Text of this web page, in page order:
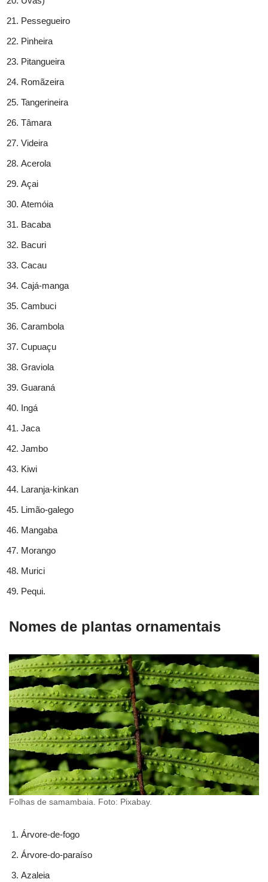
Pessegueiro
Pinheira
Pitangueira
Romãzeira
Tangerineira
Tâmara
Videira
Acerola
Açai
Atemóia
Bacaba
Bacuri
Cacau
Cajá-manga
Cambuci
Carambola
Cupuaçu
Graviola
Guaraná
Ingá
Jaca
Jambo
Kiwi
Laranja-kinkan
Limão-galego
Mangaba
Morango
Murici
Pequi.
Nomes de plantas ornamentais
Folhas de samambaia. Foto: Pixabay.
Árvore-de-fogo
Árvore-do-paraíso
Azaleia